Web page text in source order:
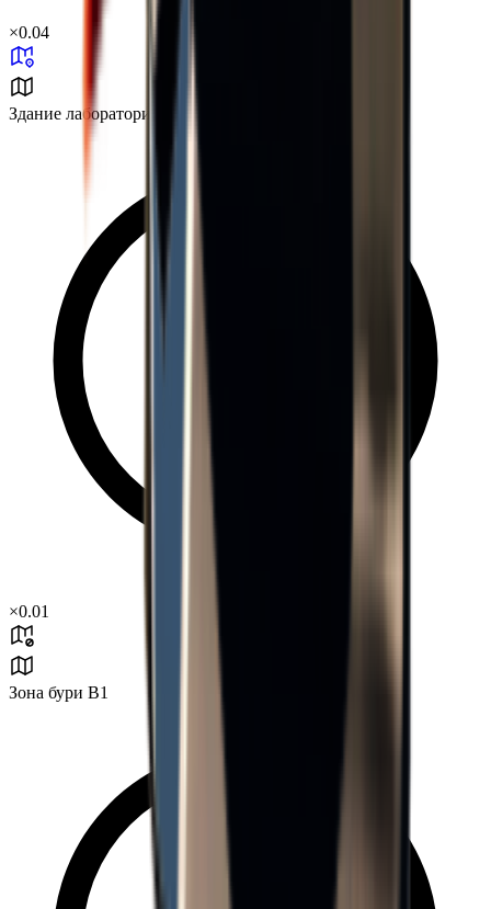
×0.04
Здание лаборатории J
×0.01
Зона бури B1